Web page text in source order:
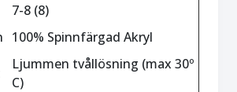
7-8 (8)
100% Spinnfärgad Akryl
Ljummen tvållösning (max 30º
C)